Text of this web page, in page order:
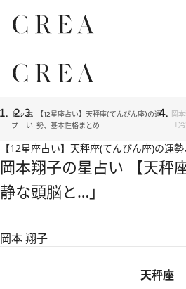
トッ
プ
占
い
【12星座占い】天秤座(てんびん座)の運
勢、基本性格まとめ
岡
「
【12星座占い】天秤座(てんびん座)の運
岡本翔子の星占い 【天秤
静な頭脳と…」
岡本 翔子
天秤座